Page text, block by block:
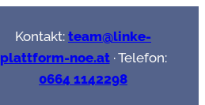
Kontakt: team@linke-
plattform-noe.at· Telefon:
0664 1142298